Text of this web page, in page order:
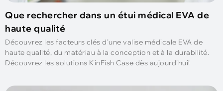
Que rechercher dans un étui médical EVA de
haute qualité
Découvrez les facteurs clés d’une valise médicale EVA de
haute qualité, du matériau à la conception et à la durabilité.
Découvrez les solutions KinFish Case dès aujourd'hui!